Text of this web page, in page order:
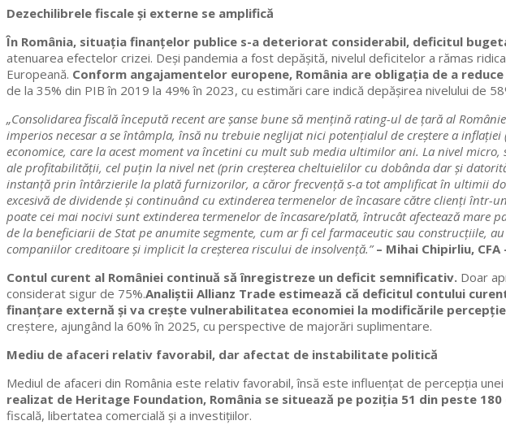
Dezechilibrele fiscale și externe se amplifică
În România, situația finanțelor publice s-a deteriorat considerabil, deficitul
atenuarea efectelor crizei. Deși pandemia a fost depășită, nivelul deficitelor a rămas
Europeană. Conform angajamentelor europene, România are obligația de a
de la 35% din PIB în 2019 la 49% în 2023, cu estimări care indică depășirea nivelului de
„Consolidarea fiscală începută recent are șanse bune să mențină rating-ul de țară al
imperios necesar a se întâmpla, însă nu trebuie neglijat nici potențialul de creștere a
economice, care la acest moment va încetini cu mult sub media ultimilor ani. La nivel
ale profitabilității, cel puțin la nivel net (prin creșterea cheltuielilor cu dobânda dar și
instanță prin întârzierile la plată furnizorilor, a căror frecvență s-a tot amplificat în ultimii
excesivă de dividende și continuând cu extinderea termenelor de încasare către clienți
poate cei mai nocivi sunt extinderea termenelor de încasare/plată, întrucât afectează
de la beneficiarii de Stat pe anumite segmente, cum ar fi cel farmaceutic sau
companiilor creditoare și implicit la creșterea riscului de insolvență.”– Mihai Chipirliu,
Contul curent al României continuă să înregistreze un deficit semnificativ. Doar
considerat sigur de 75%.Analiștii Allianz Trade estimează că deficitul contului
finanțare externă și va crește vulnerabilitatea economiei la modificările
creștere, ajungând la 60% în 2025, cu perspective de majorări suplimentare.
Mediu de afaceri relativ favorabil, dar afectat de instabilitate politică
Mediul de afaceri din România este relativ favorabil, însă este influențat de percepția
realizat de Heritage Foundation, România se situează pe poziția 51 din peste
fiscală, libertatea comercială și a investițiilor.